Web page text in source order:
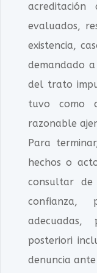
evaluados,
existencia,
demandado
del trato
tuvo como
razonable
Para
hechos o
consultar
confianza,
posteriori
denuncia